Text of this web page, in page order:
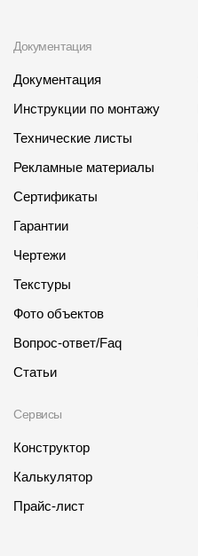
Сб-Вс - выходной
Документация
Документация
Инструкции по монтажу
Технические листы
Рекламные материалы
Сертификаты
Гарантии
Чертежи
Текстуры
Фото объектов
Вопрос-ответ/Faq
Статьи
Сервисы
Конструктор
Калькулятор
Прайс-лист